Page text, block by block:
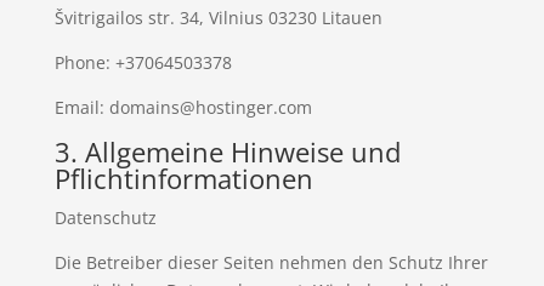
Švitrigailos str. 34, Vilnius 03230 Litauen
Phone: +37064503378
Email: domains@hostinger.com
3. Allgemeine Hinweise und
Pflichtinformationen
Datenschutz
Die Betreiber dieser Seiten nehmen den Schutz Ihrer